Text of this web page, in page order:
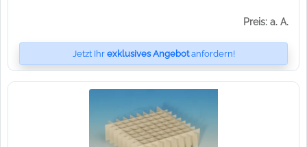
Preis: a. A.
Jetzt Ihr exklusives Angebotanfordern!